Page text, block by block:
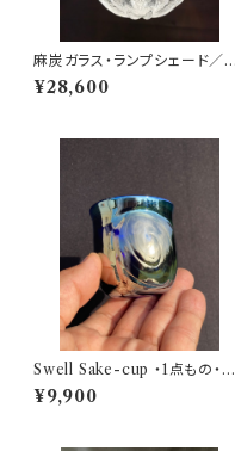
麻炭ガラス・ランプシェード／
(大)透明クリア 球体 E17ソケッ
ト (ヒマラヤ産原種 麻炭使用）/
¥28,600
Swell Sake-cup ・1点もの・波
のように唯一無二
¥9,900